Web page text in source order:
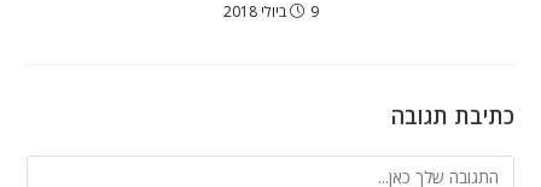
9 ביולי 2018
כתיבת תגובה